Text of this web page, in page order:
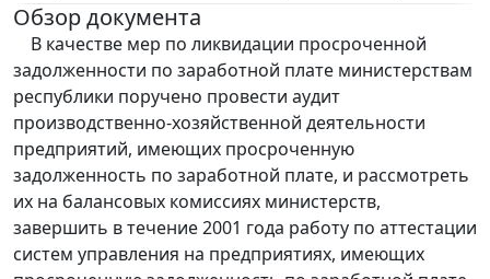
Обзор документа
В качестве мер по ликвидации просроченной
задолженности по заработной плате министерствам
республики поручено провести аудит
производственно-хозяйственной деятельности
предприятий, имеющих просроченную
задолженность по заработной плате, и рассмотреть
их на балансовых комиссиях министерств,
завершить в течение 2001 года работу по аттестации
систем управления на предприятиях, имеющих